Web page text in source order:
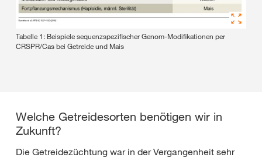
Tabelle 1: Beispiele sequenzspezifischer Genom-Modifikationen per
CRSPR/Cas bei Getreide und Mais
Welche Getreidesorten benötigen wir in
Zukunft?
Die Getreidezüchtung war in der Vergangenheit sehr